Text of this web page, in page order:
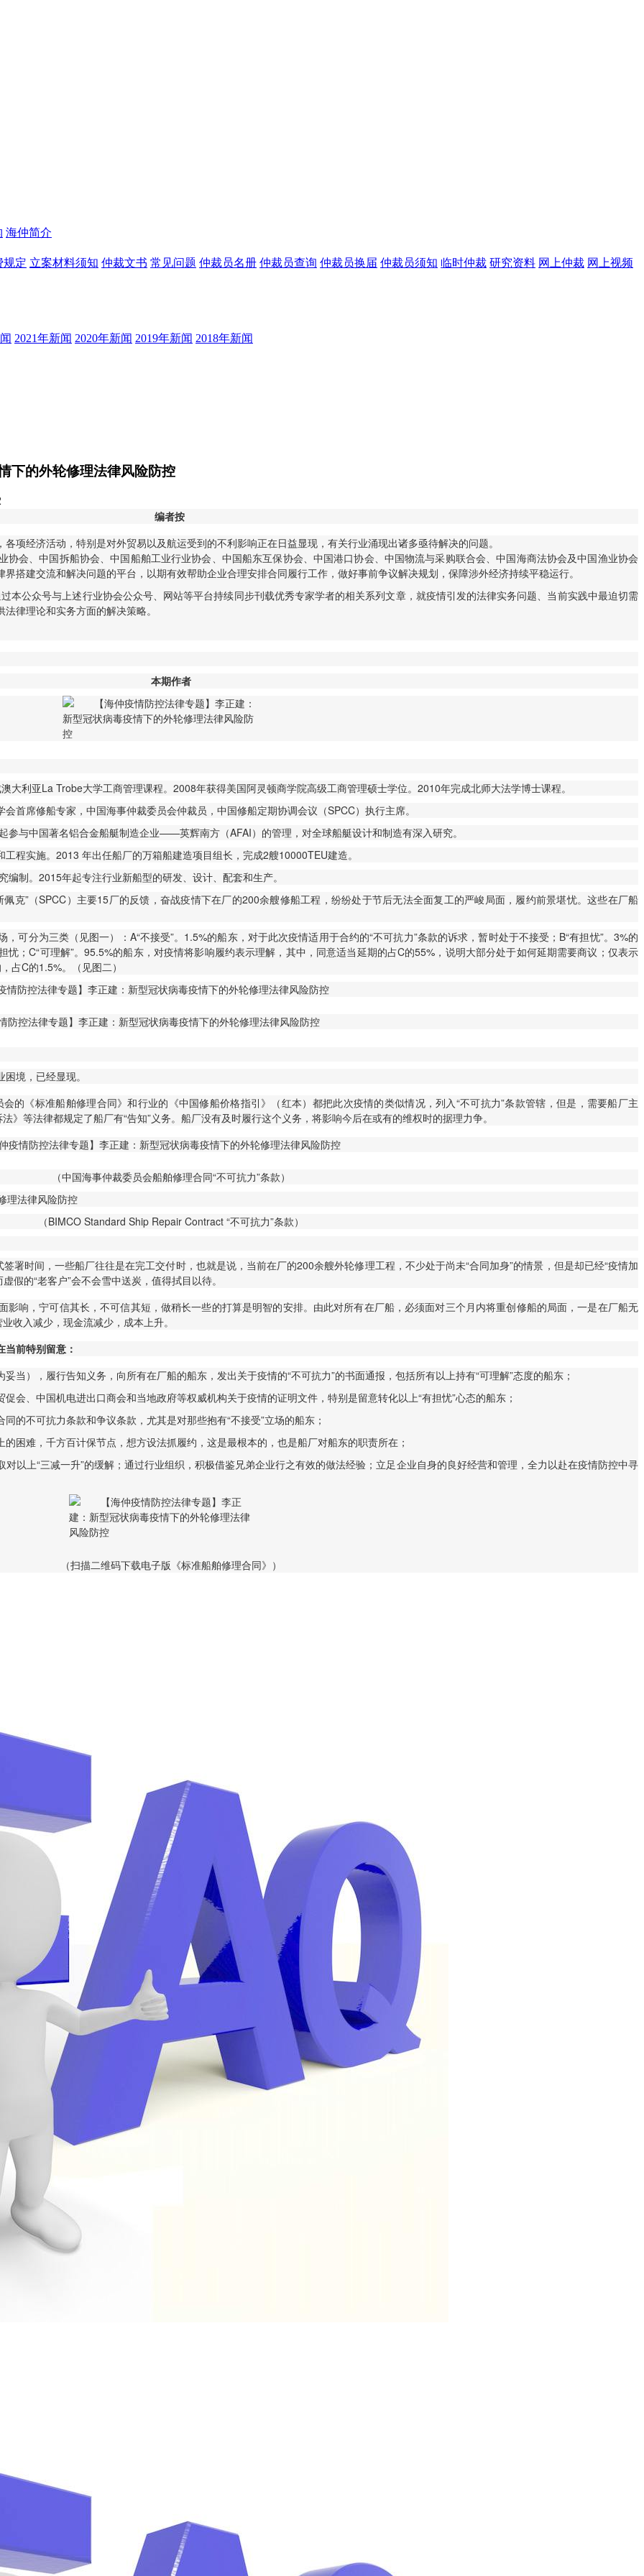
海仲简介
规定 立案材料须知 仲裁文书 常见问题 仲裁员名册 仲裁员查询 仲裁员换届 仲裁员须知 临时仲裁 研究资料 网上仲裁 网上视频
2021年新闻 2020年新闻 2019年新闻 2018年新闻
下的外轮修理法律风险防控
编者按
经济活动，特别是对外贸易以及航运受到的不利影响正在日益显现，有关行业涌现出诸多亟待解决的问题。
会、中国拆船协会、中国船舶工业行业协会、中国船东互保协会、中国港口协会、中国物流与采购联合会、中国海商法协会及中国渔业协会
搭建交流和解决问题的平台，以期有效帮助企业合理安排合同履行工作，做好事前争议解决规划，保障涉外经济持续平稳运行。
本公众号与上述行业协会公众号、网站等平台持续同步刊载优秀专家学者的相关系列文章，就疫情引发的法律实务问题、当前实践中最迫切需
律理论和实务方面的解决策略。
本期作者
利亚La Trobe大学工商管理课程。2008年获得美国阿灵顿商学院高级工商管理硕士学位。2010年完成北师大法学博士课程。
首席修船专家，中国海事仲裁委员会仲裁员，中国修船定期协调会议（SPCC）执行主席。
与中国著名铝合金船艇制造企业——英辉南方（AFAI）的管理，对全球船艇设计和制造有深入研究。
程实施。2013 年出任船厂的万箱船建造项目组长，完成2艘10000TEU建造。
制。2015年起专注行业新船型的研发、设计、配套和生产。
克”（SPCC）主要15厂的反馈，奋战疫情下在厂的200余艘修船工程，纷纷处于节后无法全面复工的严峻局面，履约前景堪忧。这些在厂船
可分为三类（见图一）：A“不接受”。1.5%的船东，对于此次疫情适用于合约的“不可抗力”条款的诉求，暂时处于不接受；B“有担忧”。3%的
；C“可理解”。95.5%的船东，对疫情将影响履约表示理解，其中，同意适当延期的占C的55%，说明大部分处于如何延期需要商议；仅表示
占C的1.5%。（见图二）
境，已经显现。
的《标准船舶修理合同》和行业的《中国修船价格指引》（红本）都把此次疫情的类似情况，列入“不可抗力”条款管辖，但是，需要船厂主
》等法律都规定了船厂有“告知”义务。船厂没有及时履行这个义务，将影响今后在或有的维权时的据理力争。
（中国海事仲裁委员会船舶修理合同“不可抗力”条款）
（BIMCO Standard Ship Repair Contract “不可抗力”条款）
署时间，一些船厂往往是在完工交付时，也就是说，当前在厂的200余艘外轮修理工程，不少处于尚未“合同加身”的情景，但是却已经“疫情加
假的“老客户”会不会雪中送炭，值得拭目以待。
响，宁可信其长，不可信其短，做稍长一些的打算是明智的安排。由此对所有在厂船，必须面对三个月内将重创修船的局面，一是在厂船无
收入减少，现金流减少，成本上升。
前特别留意：
当），履行告知义务，向所有在厂船的船东，发出关于疫情的“不可抗力”的书面通报，包括所有以上持有“可理解”态度的船东；
会、中国机电进出口商会和当地政府等权威机构关于疫情的证明文件，特别是留意转化以上“有担忧”心态的船东；
的不可抗力条款和争议条款，尤其是对那些抱有“不接受”立场的船东；
困难，千方百计保节点，想方设法抓履约，这是最根本的，也是船厂对船东的职责所在；
以上“三减一升”的缓解；通过行业组织，积极借鉴兄弟企业行之有效的做法经验；立足企业自身的良好经营和管理，全力以赴在疫情防控中寻
（扫描二维码下载电子版《标准船舶修理合同》）